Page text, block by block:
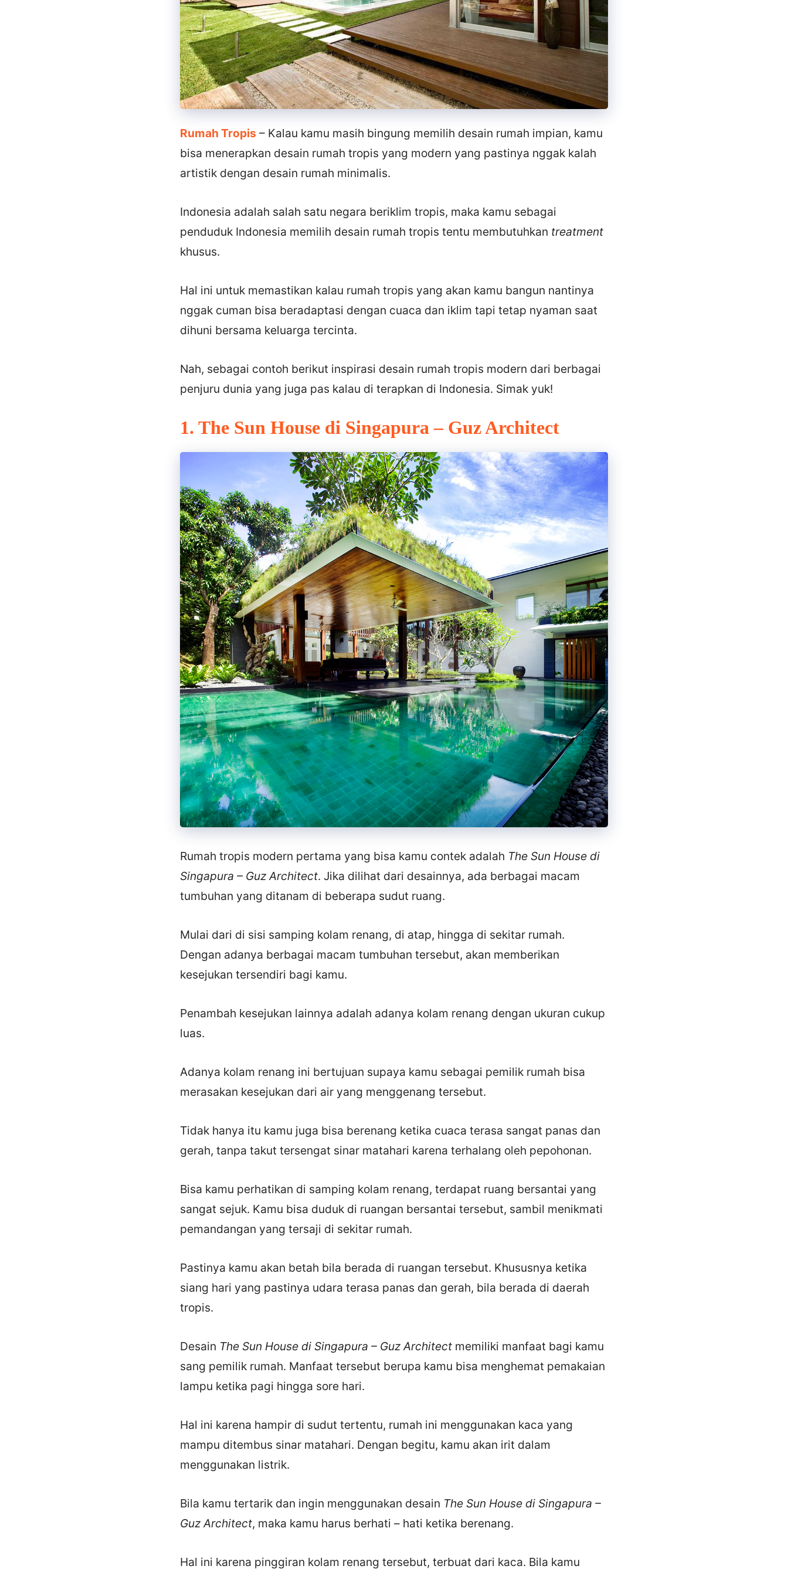
Rumah Tropis – Kalau kamu masih bingung memilih desain rumah impian, kamu
bisa menerapkan desain rumah tropis yang modern yang pastinya nggak kalah
artistik dengan desain rumah minimalis.
Indonesia adalah salah satu negara beriklim tropis, maka kamu sebagai
penduduk Indonesia memilih desain rumah tropis tentu membutuhkan treatment
khusus.
Hal ini untuk memastikan kalau rumah tropis yang akan kamu bangun nantinya
nggak cuman bisa beradaptasi dengan cuaca dan iklim tapi tetap nyaman saat
dihuni bersama keluarga tercinta.
Nah, sebagai contoh berikut inspirasi desain rumah tropis modern dari berbagai
penjuru dunia yang juga pas kalau di terapkan di Indonesia. Simak yuk!
1. The Sun House di Singapura – Guz Architect
Rumah tropis modern pertama yang bisa kamu contek adalah The Sun House di
Singapura – Guz Architect. Jika dilihat dari desainnya, ada berbagai macam
tumbuhan yang ditanam di beberapa sudut ruang.
Mulai dari di sisi samping kolam renang, di atap, hingga di sekitar rumah.
Dengan adanya berbagai macam tumbuhan tersebut, akan memberikan
kesejukan tersendiri bagi kamu.
Penambah kesejukan lainnya adalah adanya kolam renang dengan ukuran cukup
luas.
Adanya kolam renang ini bertujuan supaya kamu sebagai pemilik rumah bisa
merasakan kesejukan dari air yang menggenang tersebut.
Tidak hanya itu kamu juga bisa berenang ketika cuaca terasa sangat panas dan
gerah, tanpa takut tersengat sinar matahari karena terhalang oleh pepohonan.
Bisa kamu perhatikan di samping kolam renang, terdapat ruang bersantai yang
sangat sejuk. Kamu bisa duduk di ruangan bersantai tersebut, sambil menikmati
pemandangan yang tersaji di sekitar rumah.
Pastinya kamu akan betah bila berada di ruangan tersebut. Khususnya ketika
siang hari yang pastinya udara terasa panas dan gerah, bila berada di daerah
tropis.
Desain The Sun House di Singapura – Guz Architect memiliki manfaat bagi kamu
sang pemilik rumah. Manfaat tersebut berupa kamu bisa menghemat pemakaian
lampu ketika pagi hingga sore hari.
Hal ini karena hampir di sudut tertentu, rumah ini menggunakan kaca yang
mampu ditembus sinar matahari. Dengan begitu, kamu akan irit dalam
menggunakan listrik.
Bila kamu tertarik dan ingin menggunakan desain The Sun House di Singapura –
Guz Architect, maka kamu harus berhati – hati ketika berenang.
Hal ini karena pinggiran kolam renang tersebut, terbuat dari kaca. Bila kamu